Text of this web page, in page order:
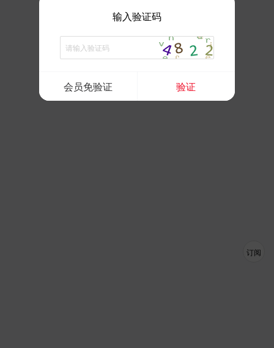
输入验证码
会员免验证 验证
订阅